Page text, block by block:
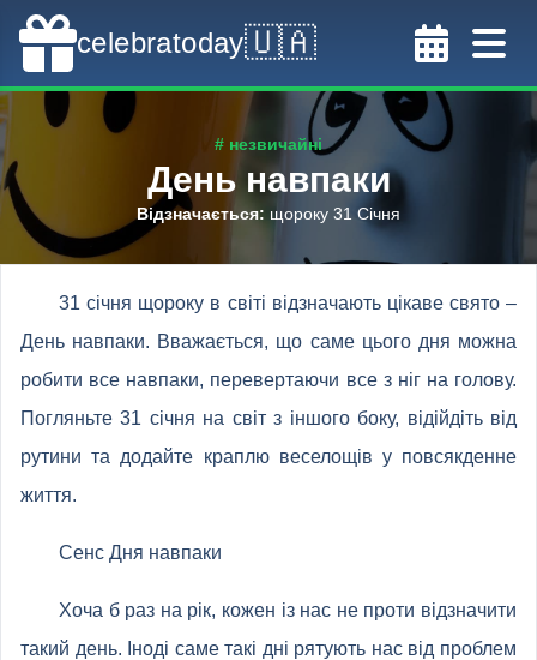
celebratoday🇺🇦
# незвичайні
День навпаки
Відзначається: щороку 31 Січня
31 січня щороку в світі відзначають цікаве свято –
День навпаки. Вважається, що саме цього дня можна
робити все навпаки, перевертаючи все з ніг на голову.
Погляньте 31 січня на світ з іншого боку, відійдіть від
рутини та додайте краплю веселощів у повсякденне
життя.
Сенс Дня навпаки
Хоча б раз на рік, кожен із нас не проти відзначити
такий день. Іноді саме такі дні рятують нас від проблем